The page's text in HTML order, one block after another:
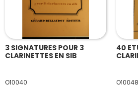
3 SIGNATURES POUR 3
CLARINETTES EN SIB
O10040
40
O10048